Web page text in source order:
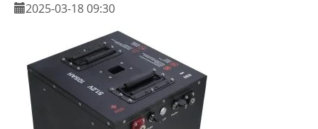
2025-03-18 09:30